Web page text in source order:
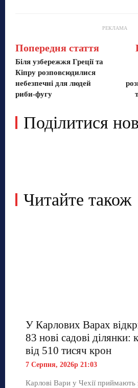
РЕКЛАМА
Попередня стаття
Біля узбережжя Греції та
Кіпру розповсюдилися
небезпечні для людей
риби-фугу
Поділитися
Читайте також
У Карлових Варах
83 нові садові
від 510 тисяч крон
7 Серпня, 2026р 21:03
Карлові Вари у Чехії приймають